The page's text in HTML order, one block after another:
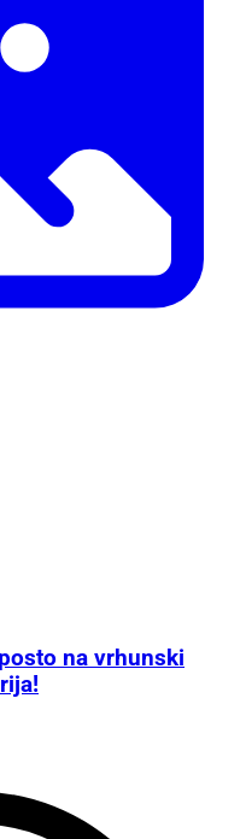
na vrhunski